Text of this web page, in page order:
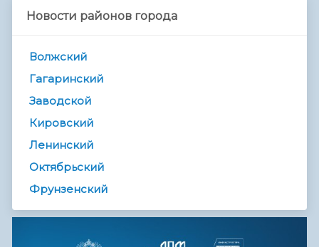
Новости районов города
Волжский
Гагаринский
Заводской
Кировский
Ленинский
Октябрьский
Фрунзенский